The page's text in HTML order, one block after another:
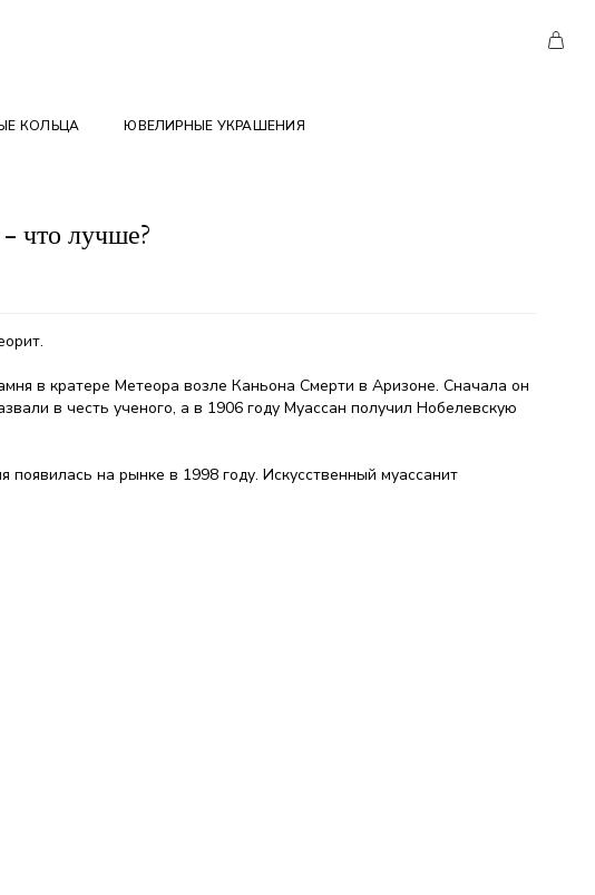
КОЛЬЦА ЮВЕЛИРНЫЕ УКРАШЕНИЯ
что лучше?
в кратере Метеора возле Каньона Смерти в Аризоне. Сначала он
в честь ученого, а в 1906 году Муассан получил Нобелевскую
на рынке в 1998 году. Искусственный муассанит